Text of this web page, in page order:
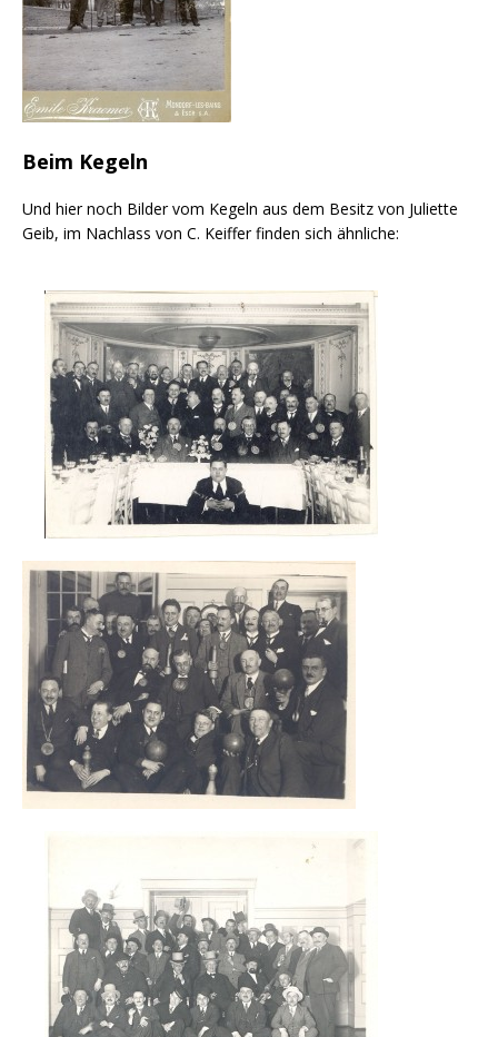
Beim Kegeln
Und hier noch Bilder vom Kegeln aus dem Besitz von Juliette
Geib, im Nachlass von C. Keiffer finden sich ähnliche: